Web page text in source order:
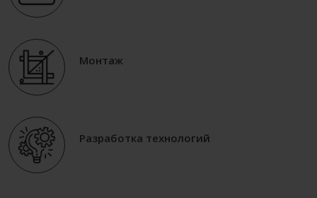
Монтаж
Разработка технологий